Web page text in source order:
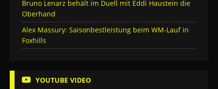
Bruno Lenarz behält im Duell mit Eddi Haustein die
Oberhand
Alex Massury: Saisonbestleistung beim WM-Lauf in
Foxhills
YOUTUBE VIDEO